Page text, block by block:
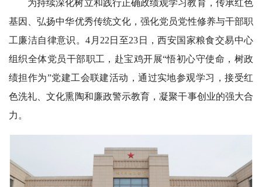
为持续深化树立和践行正确政绩观学习教育，传承红色
基因、弘扬中华优秀传统文化，强化党员党性修养与干部职
工廉洁自律意识。4月22日至23日，西安国家粮食交易中心
组织全体党员干部职工，赴宝鸡开展“悟初心守使命，树政
绩担作为”党建工会联建活动，通过实地参观学习，接受红
色洗礼、文化熏陶和廉政警示教育，凝聚干事创业的强大合
力。